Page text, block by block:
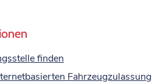
finden